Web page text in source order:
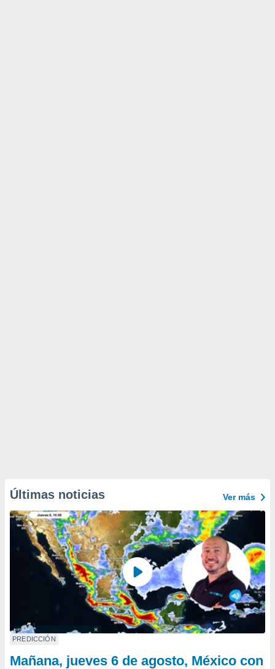
Últimas noticias Ver más
PREDICCIÓN
Mañana, jueves 6 de agosto, México con